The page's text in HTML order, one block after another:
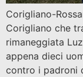
Corigliano-
Corigliano che
rimaneggiata
appena dieci
contro i padroni